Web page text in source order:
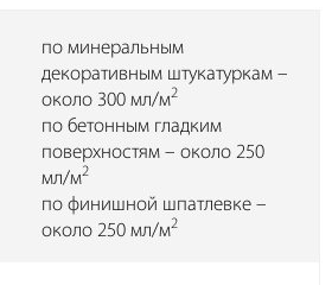
по минеральным
декоративным штукатуркам –
около 300 мл/м2
по бетонным гладким
поверхностям – около 250
мл/м2
по финишной шпатлевке –
около 250 мл/м2